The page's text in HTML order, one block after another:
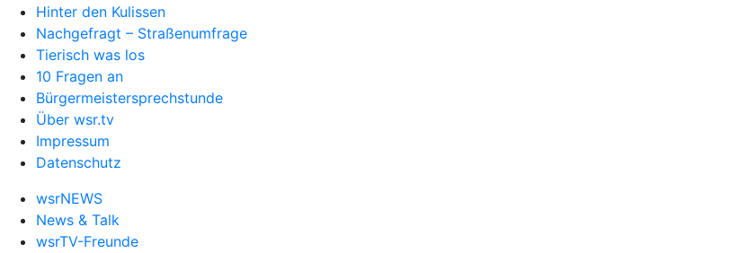
Hinter den Kulissen
Nachgefragt – Straßenumfrage
Tierisch was los
10 Fragen an
Bürgermeistersprechstunde
Über wsr.tv
Impressum
Datenschutz
wsrNEWS
News & Talk
wsrTV-Freunde